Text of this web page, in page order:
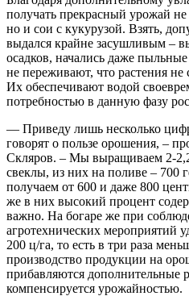
получать прекрасный урожай
но и сои с кукурузой. Взять,
выдался крайне засушливым –
осадков, начались даже
не переживают, что растения
Их обеспечивают водой
потребностью в данную фазу
— Приведу лишь несколько
говорят о пользе орошения, –
Скляров. – ​Мы выращиваем
свеклы, из них на поливе – ​700
получаем от 600 и даже 800
же в них высокий процент
важно. На богаре же при
агротехнических мероприятий
200 ц/га, то есть в три раза
производство продукции на
прибавляются дополнительные
компенсируется урожайностью.